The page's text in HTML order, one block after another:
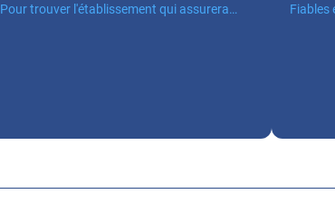
Pour trouver l'établissement qui assurera
Fiables